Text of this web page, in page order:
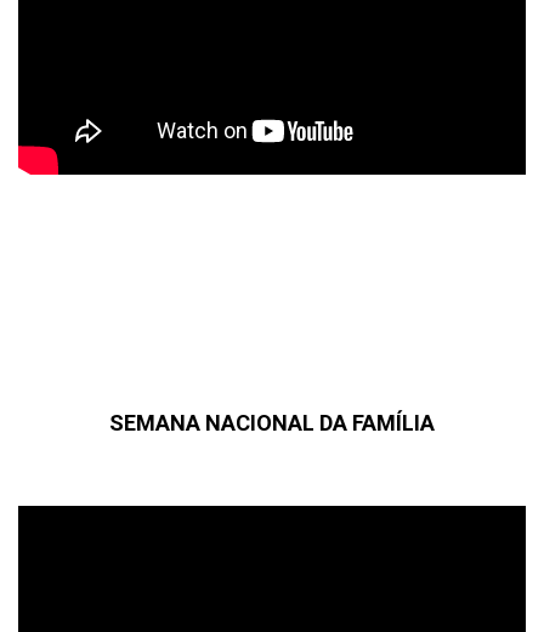
SEMANA NACIONAL DA FAMÍLIA